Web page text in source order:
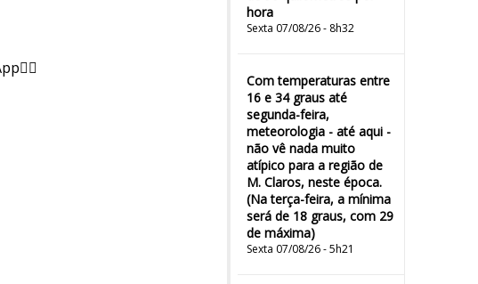
hora
Sexta 07/08/26 - 8h32
Com temperaturas entre
16 e 34 graus até
segunda-feira,
meteorologia - até aqui -
não vê nada muito
atípico para a região de
M. Claros, neste época.
(Na terça-feira, a mínima
será de 18 graus, com 29
de máxima)
Sexta 07/08/26 - 5h21